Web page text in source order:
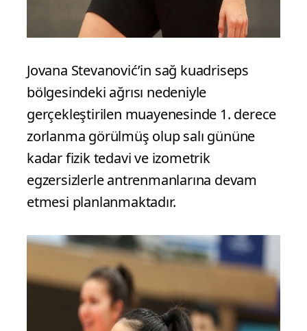
Jovana Stevanović’in sağ kuadriseps
bölgesindeki ağrısı nedeniyle
gerçekleştirilen muayenesinde 1. derece
zorlanma görülmüş olup salı gününe
kadar fizik tedavi ve izometrik
egzersizlerle antrenmanlarına devam
etmesi planlanmaktadır.